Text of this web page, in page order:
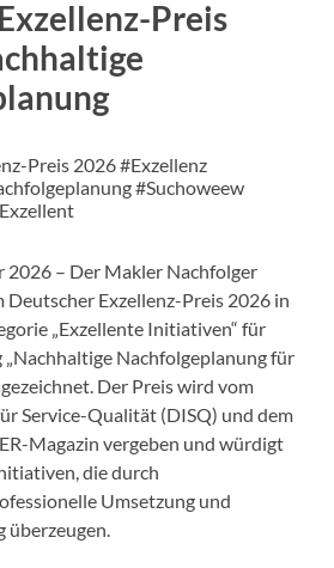
Preis
2026 – Der Makler Nachfolger
Deutscher Exzellenz-Preis 2026 in
„Exzellente Initiativen“ für
Nachfolgeplanung für
Der Preis wird vom
Service-Qualität (DISQ) und dem
Magazin vergeben und würdigt
die durch
Umsetzung und